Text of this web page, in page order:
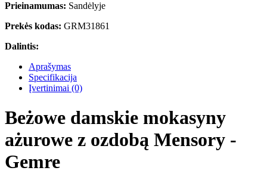
Prieinamumas: Sandėlyje
Prekės kodas: GRM31861
Dalintis:
Aprašymas
Specifikacija
Įvertinimai (0)
Beżowe damskie mokasyny
ażurowe z ozdobą Mensory -
Gemre